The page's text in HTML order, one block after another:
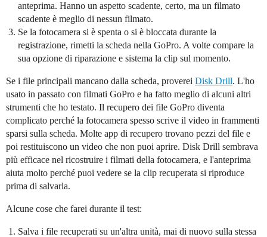
anteprima. Hanno un aspetto scadente, certo, ma un filmato
scadente è meglio di nessun filmato.
Se la fotocamera si è spenta o si è bloccata durante la
registrazione, rimetti la scheda nella GoPro. A volte compare la
sua opzione di riparazione e sistema la clip sul momento.
Se i file principali mancano dalla scheda, proverei Disk Drill. L'ho
usato in passato con filmati GoPro e ha fatto meglio di alcuni altri
strumenti che ho testato. Il recupero dei file GoPro diventa
complicato perché la fotocamera spesso scrive il video in frammenti
sparsi sulla scheda. Molte app di recupero trovano pezzi del file e
poi restituiscono un video che non puoi aprire. Disk Drill sembrava
più efficace nel ricostruire i filmati della fotocamera, e l'anteprima
aiuta molto perché puoi vedere se la clip recuperata si riproduce
prima di salvarla.
Alcune cose che farei durante il test:
Salva i file recuperati su un'altra unità, mai di nuovo sulla stessa